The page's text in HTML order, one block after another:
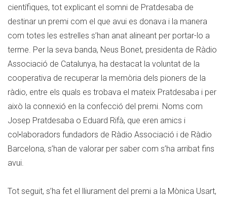
científiques, tot explicant el somni de Pratdesaba de
destinar un premi com el que avui es donava i la manera
com totes les estrelles s’han anat alineant per portar-lo a
terme. Per la seva banda, Neus Bonet, presidenta de Ràdio
Associació de Catalunya, ha destacat la voluntat de la
cooperativa de recuperar la memòria dels pioners de la
ràdio, entre els quals es trobava el mateix Pratdesaba i per
això la connexió en la confecció del premi. Noms com
Josep Pratdesaba o Eduard Rifà, que eren amics i
col•laboradors fundadors de Ràdio Associació i de Ràdio
Barcelona, s’han de valorar per saber com s’ha arribat fins
avui.
Tot seguit, s’ha fet el lliurament del premi a la Mònica Usart,